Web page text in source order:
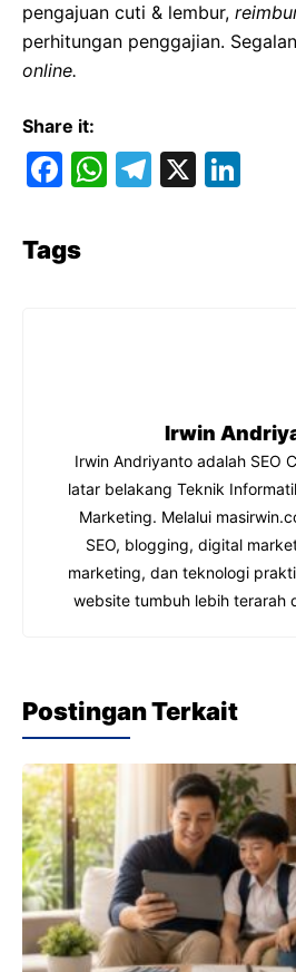
pengajuan cuti & lembur,
perhitungan penggajian.
online.
Share it:
F
c
e
W T
X
Tags
Irwin
Irwin Andriyanto adalah SEO
latar belakang Teknik
Marketing. Melalui
SEO, blogging, digital
marketing, dan teknologi
website tumbuh lebih terarah
Postingan Terkait